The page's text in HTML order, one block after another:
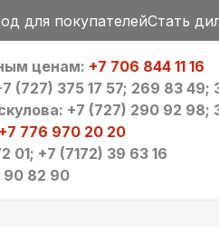
для покупателейСтать
ценам: +7 706 844 11 16
375 17 57; 269 83 49;
+7 (727) 290 92 98;
+7 776 970 20 20
01; +7 (7172) 39 63 16
90 82 90